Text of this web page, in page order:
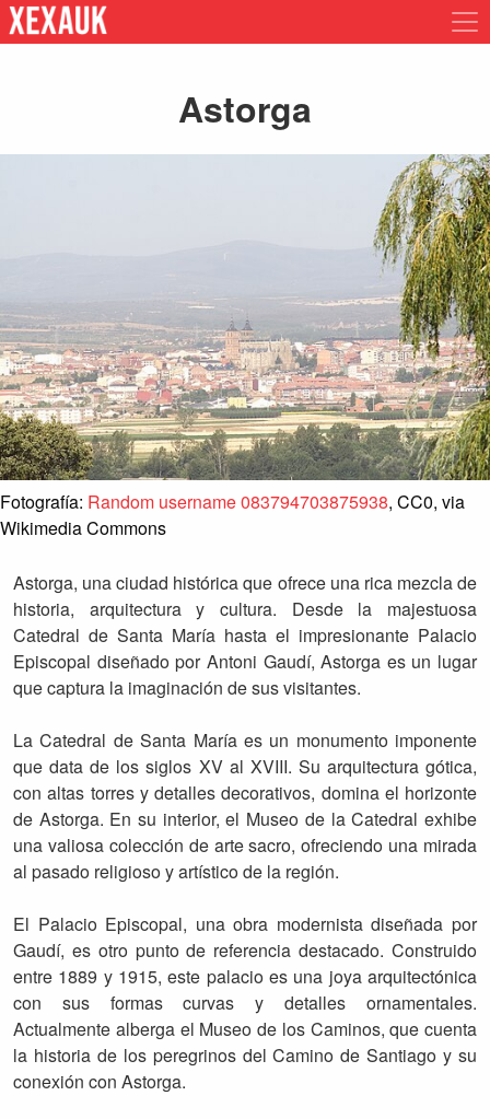
Astorga
Fotografía: Random username 083794703875938, CC0, via
Wikimedia Commons
Astorga, una ciudad histórica que ofrece una rica mezcla de
historia, arquitectura y cultura. Desde la majestuosa
Catedral de Santa María hasta el impresionante Palacio
Episcopal diseñado por Antoni Gaudí, Astorga es un lugar
que captura la imaginación de sus visitantes.
La Catedral de Santa María es un monumento imponente
que data de los siglos XV al XVIII. Su arquitectura gótica,
con altas torres y detalles decorativos, domina el horizonte
de Astorga. En su interior, el Museo de la Catedral exhibe
una valiosa colección de arte sacro, ofreciendo una mirada
al pasado religioso y artístico de la región.
El Palacio Episcopal, una obra modernista diseñada por
Gaudí, es otro punto de referencia destacado. Construido
entre 1889 y 1915, este palacio es una joya arquitectónica
con sus formas curvas y detalles ornamentales.
Actualmente alberga el Museo de los Caminos, que cuenta
la historia de los peregrinos del Camino de Santiago y su
conexión con Astorga.